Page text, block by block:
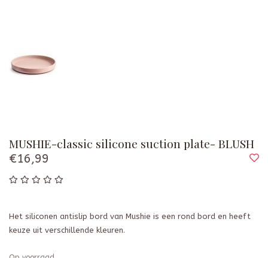
MUSHIE-classic silicone suction plate- BLUSH
€16,99
Het siliconen antislip bord van Mushie is een rond bord en heeft
keuze uit verschillende kleuren.